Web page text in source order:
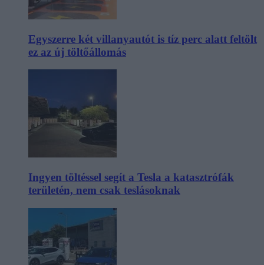
Egyszerre két villanyautót is tíz perc alatt feltölt
ez az új töltőállomás
Ingyen töltéssel segít a Tesla a katasztrófák
területén, nem csak teslásoknak